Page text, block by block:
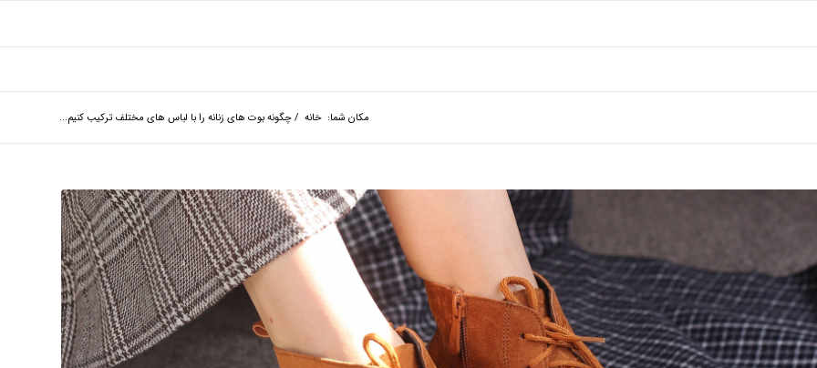
مکان شما: خانه /چگونه بوت های زنانه را با لباس های مختلف ترکیب کنیم...